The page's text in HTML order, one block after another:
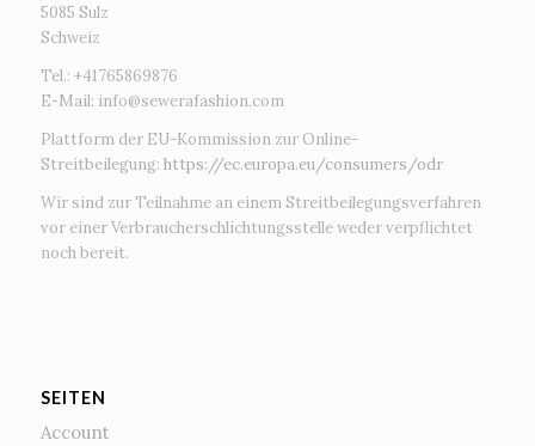
5085 Sulz
Schweiz
Tel.: +41765869876
E-Mail: info@sewerafashion.com
Plattform der EU-Kommission zur Online-
Streitbeilegung: https://ec.europa.eu/consumers/odr
Wir sind zur Teilnahme an einem Streitbeilegungsverfahren
vor einer Verbraucherschlichtungsstelle weder verpflichtet
noch bereit.
SEITEN
Account